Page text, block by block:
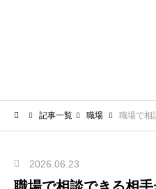
記事一覧 職場 職場で相談でき
2026.06.23